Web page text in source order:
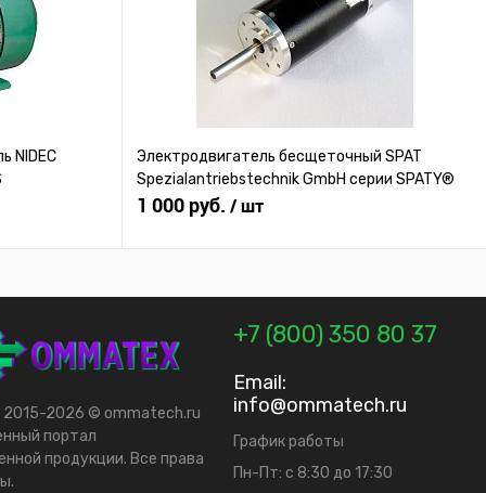
NIDEC
Электродвигатель бесщеточный SPAT
Spezialantriebstechnik GmbH серии SPATY®
1 000 руб. / шт
2015-2026 © ommatech.ru
портал
продукции. Все права
+7 (800) 350 80 37
Email:
info@ommatech.ru
График работы
Пн-Пт: с 8:30 до 17:30